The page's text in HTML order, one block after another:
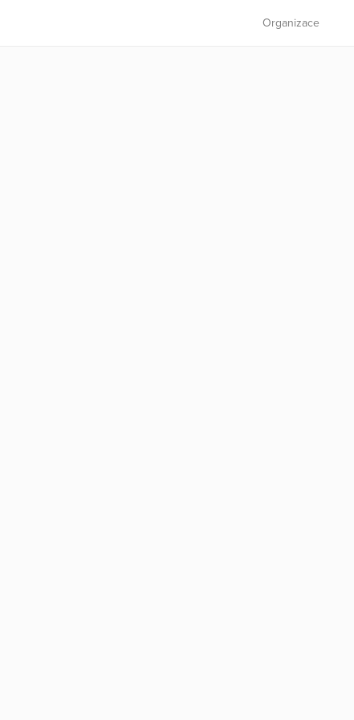
Organizace